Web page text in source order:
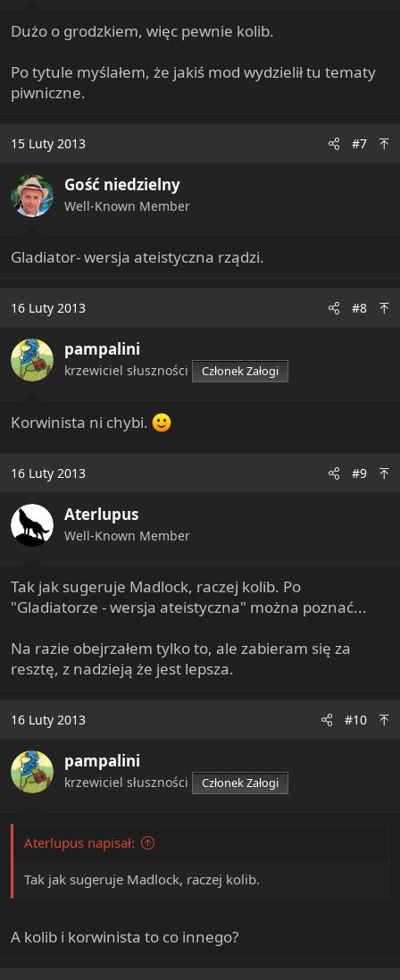
Dużo o grodzkiem, więc pewnie kolib.
Po tytule myślałem, że jakiś mod wydzielił tu tematy
piwniczne.
15 Luty 2013 #7
Gość niedzielny
Well-Known Member
Gladiator- wersja ateistyczna rządzi.
16 Luty 2013 #8
pampalini
krzewiciel słuszności Członek Załogi
Korwinista ni chybi.
16 Luty 2013 #9
Aterlupus
Well-Known Member
Tak jak sugeruje Madlock, raczej kolib. Po
"Gladiatorze - wersja ateistyczna" można poznać...
Na razie obejrzałem tylko to, ale zabieram się za
resztę, z nadzieją że jest lepsza.
16 Luty 2013 #10
pampalini
krzewiciel słuszności Członek Załogi
Aterlupus napisał:
Tak jak sugeruje Madlock, raczej kolib.
A kolib i korwinista to co innego?